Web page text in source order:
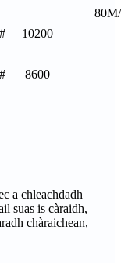
10200
8600
a chleachdadh
suas is càraidh,
chàraichean,